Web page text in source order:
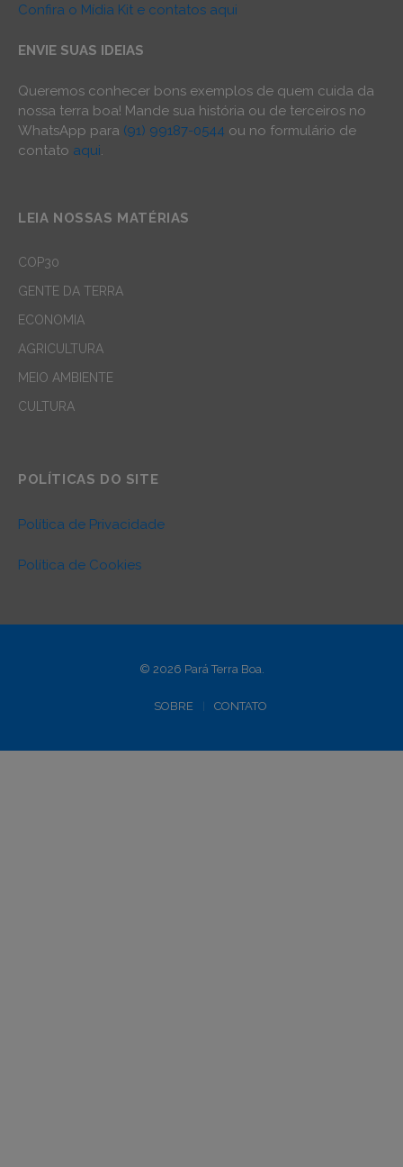
Confira o Mídia Kit e contatos aqui
ENVIE SUAS IDEIAS
Queremos conhecer bons exemplos de quem cuida da
nossa terra boa! Mande sua história ou de terceiros no
WhatsApp para (91) 99187-0544 ou no formulário de
contato aqui.
LEIA NOSSAS MATÉRIAS
COP30
GENTE DA TERRA
ECONOMIA
AGRICULTURA
MEIO AMBIENTE
CULTURA
POLÍTICAS DO SITE
Política de Privacidade
Política de Cookies
© 2026 Pará Terra Boa.
SOBRE CONTATO